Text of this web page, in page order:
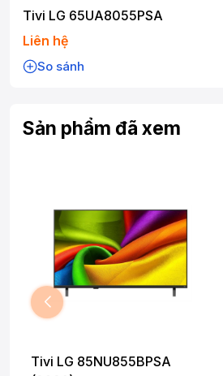
Tivi LG 65UA8055PSA
Liên hệ
So sánh
Sản phẩm đã xem
Tivi LG 85NU855BPSA